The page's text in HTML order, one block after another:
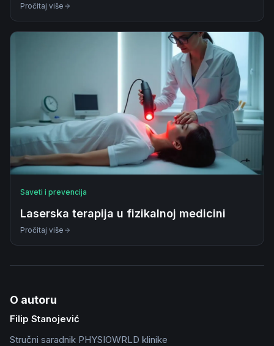
Pročitaj više
Saveti i prevencija
Laserska terapija u fizikalnoj medicini
Pročitaj više
O autoru
Filip Stanojević
Stručni saradnik PHYSIOWRLD klinike